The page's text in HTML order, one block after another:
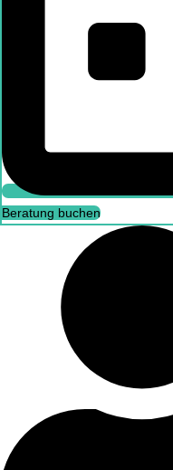
Beratung buchen
Beratung buchen